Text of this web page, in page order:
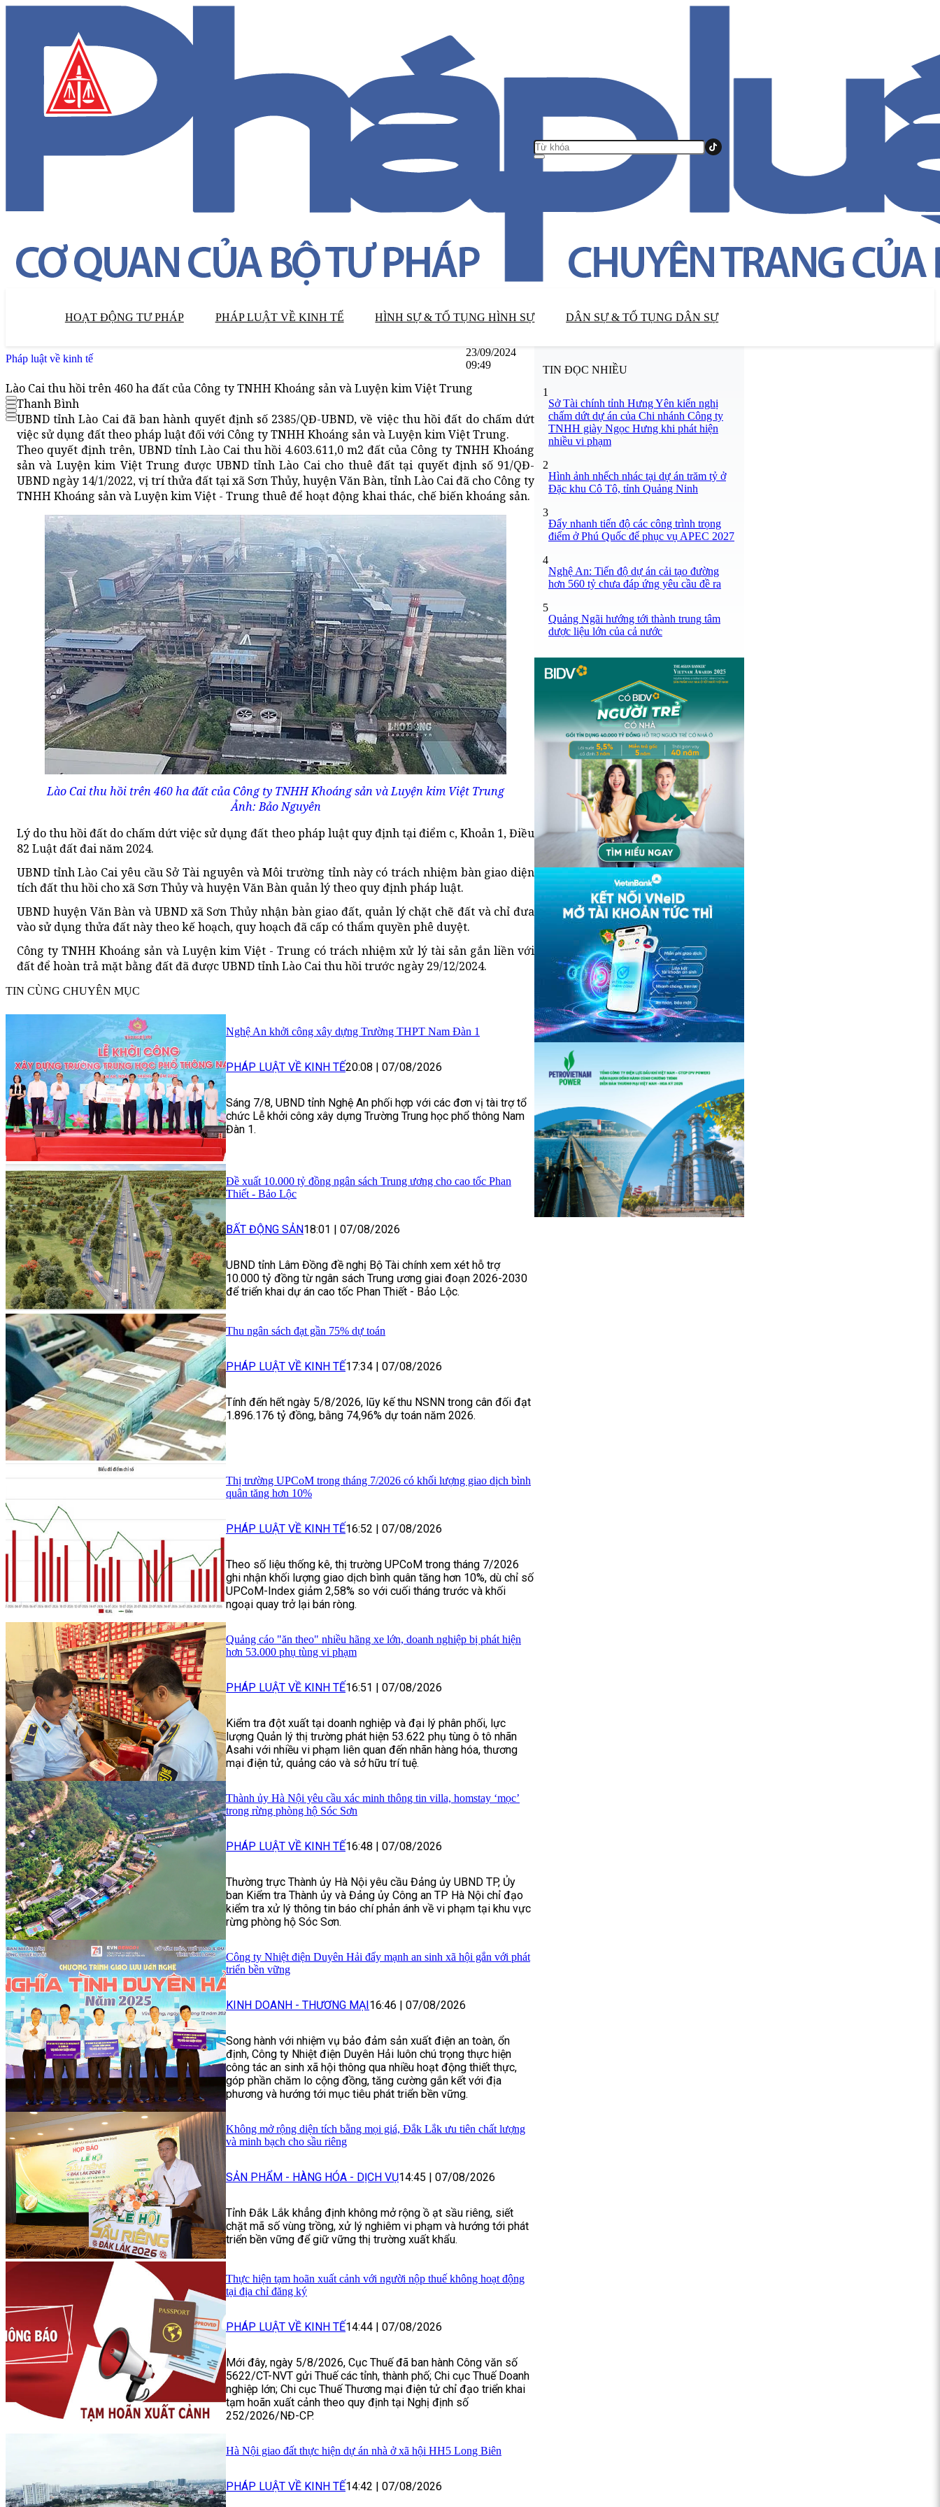
HOẠT ĐỘNG TƯ PHÁP PHÁP LUẬT VỀ KINH TẾ HÌNH SỰ & TỐ TỤNG HÌNH SỰ DÂN SỰ & TỐ TỤNG DÂN SỰ
Pháp luật về kinh tế
23/09/2024
09:49
Lào Cai thu hồi trên 460 ha đất của Công ty TNHH Khoáng sản và Luyện kim Việt Trung
Thanh Bình
UBND tỉnh Lào Cai đã ban hành quyết định số 2385/QĐ-UBND, về việc thu hồi đất do chấm dứt
việc sử dụng đất theo pháp luật đối với Công ty TNHH Khoáng sản và Luyện kim Việt Trung.
Theo quyết định trên, UBND tỉnh Lào Cai thu hồi 4.603.611,0 m2 đất của Công ty TNHH Khoáng
sản và Luyện kim Việt Trung được UBND tỉnh Lào Cai cho thuê đất tại quyết định số 91/QĐ-
UBND ngày 14/1/2022, vị trí thửa đất tại xã Sơn Thủy, huyện Văn Bàn, tỉnh Lào Cai đã cho Công ty
TNHH Khoáng sản và Luyện kim Việt - Trung thuê để hoạt động khai thác, chế biến khoáng sản.
Lào Cai thu hồi trên 460 ha đất của Công ty TNHH Khoáng sản và Luyện kim Việt Trung
Ảnh: Bảo Nguyên
Lý do thu hồi đất do chấm dứt việc sử dụng đất theo pháp luật quy định tại điểm c, Khoản 1, Điều
82 Luật đất đai năm 2024.
UBND tỉnh Lào Cai yêu cầu Sở Tài nguyên và Môi trường tỉnh này có trách nhiệm bàn giao diện
tích đất thu hồi cho xã Sơn Thủy và huyện Văn Bàn quản lý theo quy định pháp luật.
UBND huyện Văn Bàn và UBND xã Sơn Thủy nhận bàn giao đất, quản lý chặt chẽ đất và chỉ đưa
vào sử dụng thửa đất này theo kế hoạch, quy hoạch đã cấp có thẩm quyền phê duyệt.
Công ty TNHH Khoáng sản và Luyện kim Việt - Trung có trách nhiệm xử lý tài sản gắn liền với
đất để hoàn trả mặt bằng đất đã được UBND tỉnh Lào Cai thu hồi trước ngày 29/12/2024.
TIN CÙNG CHUYÊN MỤC
Nghệ An khởi công xây dựng Trường THPT Nam Đàn 1
PHÁP LUẬT VỀ KINH TẾ20:08 07/08/2026
Sáng 7/8, UBND tỉnh Nghệ An phối hợp với các đơn vị tài trợ tổ
chức Lễ khởi công xây dựng Trường Trung học phổ thông Nam
Đàn 1.
Đề xuất 10.000 tỷ đồng ngân sách Trung ương cho cao tốc Phan
Thiết - Bảo Lộc
BẤT ĐỘNG SẢN18:01 07/08/2026
UBND tỉnh Lâm Đồng đề nghị Bộ Tài chính xem xét hỗ trợ
10.000 tỷ đồng từ ngân sách Trung ương giai đoạn 2026-2030
để triển khai dự án cao tốc Phan Thiết - Bảo Lộc.
Thu ngân sách đạt gần 75% dự toán
PHÁP LUẬT VỀ KINH TẾ17:34 07/08/2026
Tính đến hết ngày 5/8/2026, lũy kế thu NSNN trong cân đối đạt
1.896.176 tỷ đồng, bằng 74,96% dự toán năm 2026.
Thị trường UPCoM trong tháng 7/2026 có khối lượng giao dịch bình
quân tăng hơn 10%
PHÁP LUẬT VỀ KINH TẾ16:52 07/08/2026
Theo số liệu thống kê, thị trường UPCoM trong tháng 7/2026
ghi nhận khối lượng giao dịch bình quân tăng hơn 10%, dù chỉ số
UPCoM-Index giảm 2,58% so với cuối tháng trước và khối
ngoại quay trở lại bán ròng.
Quảng cáo "ăn theo" nhiều hãng xe lớn, doanh nghiệp bị phát hiện
hơn 53.000 phụ tùng vi phạm
PHÁP LUẬT VỀ KINH TẾ16:51 07/08/2026
Kiểm tra đột xuất tại doanh nghiệp và đại lý phân phối, lực
lượng Quản lý thị trường phát hiện 53.622 phụ tùng ô tô nhãn
Asahi với nhiều vi phạm liên quan đến nhãn hàng hóa, thương
mại điện tử, quảng cáo và sở hữu trí tuệ.
Thành ủy Hà Nội yêu cầu xác minh thông tin villa, homstay ‘mọc’
trong rừng phòng hộ Sóc Sơn
PHÁP LUẬT VỀ KINH TẾ16:48 07/08/2026
Thường trực Thành ủy Hà Nội yêu cầu Đảng ủy UBND TP, Ủy
ban Kiểm tra Thành ủy và Đảng ủy Công an TP Hà Nội chỉ đạo
kiểm tra xử lý thông tin báo chí phản ánh về vi phạm tại khu vực
rừng phòng hộ Sóc Sơn.
Công ty Nhiệt điện Duyên Hải đẩy mạnh an sinh xã hội gắn với phát
triển bền vững
KINH DOANH - THƯƠNG MẠI 16:46 07/08/2026
Song hành với nhiệm vụ bảo đảm sản xuất điện an toàn, ổn
định, Công ty Nhiệt điện Duyên Hải luôn chú trọng thực hiện
công tác an sinh xã hội thông qua nhiều hoạt động thiết thực,
góp phần chăm lo cộng đồng, tăng cường gắn kết với địa
phương và hướng tới mục tiêu phát triển bền vững.
Không mở rộng diện tích bằng mọi giá, Đắk Lắk ưu tiên chất lượng
và minh bạch cho sầu riêng
SẢN PHẨM - HÀNG HÓA - DỊCH VỤ14:45 07/08/2026
Tỉnh Đắk Lắk khẳng định không mở rộng ồ ạt sầu riêng, siết
chặt mã số vùng trồng, xử lý nghiêm vi phạm và hướng tới phát
triển bền vững để giữ vững thị trường xuất khẩu.
Thực hiện tạm hoãn xuất cảnh với người nộp thuế không hoạt động
tại địa chỉ đăng ký
PHÁP LUẬT VỀ KINH TẾ14:44 07/08/2026
Mới đây, ngày 5/8/2026, Cục Thuế đã ban hành Công văn số
5622/CT-NVT gửi Thuế các tỉnh, thành phố; Chi cục Thuế Doanh
nghiệp lớn; Chi cục Thuế Thương mại điện tử chỉ đạo triển khai
tạm hoãn xuất cảnh theo quy định tại Nghị định số
252/2026/NĐ-CP.
Hà Nội giao đất thực hiện dự án nhà ở xã hội HH5 Long Biên
PHÁP LUẬT VỀ KINH TẾ14:42 07/08/2026
TIN ĐỌC NHIỀU
1
Sở Tài chính tỉnh Hưng Yên kiến nghị
chấm dứt dự án của Chi nhánh Công ty
TNHH giày Ngọc Hưng khi phát hiện
nhiều vi phạm
2
Hình ảnh nhếch nhác tại dự án trăm tỷ ở
Đặc khu Cô Tô, tỉnh Quảng Ninh
3
Đẩy nhanh tiến độ các công trình trọng
điểm ở Phú Quốc để phục vụ APEC 2027
4
Nghệ An: Tiến độ dự án cải tạo đường
hơn 560 tỷ chưa đáp ứng yêu cầu đề ra
5
Quảng Ngãi hướng tới thành trung tâm
dược liệu lớn của cả nước